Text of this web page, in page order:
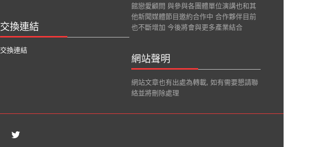
交換連結
交換連結
館戀愛顧問 與參與各團體單位演講也和其
他新聞媒體節目邀約合作中 合作夥伴目前
也不斷增加 今後將會與更多產業結合
網站聲明
網站文章也有出處為轉載, 如有需要懇請聯
絡並將刪除處理